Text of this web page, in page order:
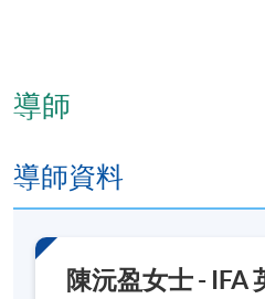
導師
導師資料
陳沅盈女士 - IFA